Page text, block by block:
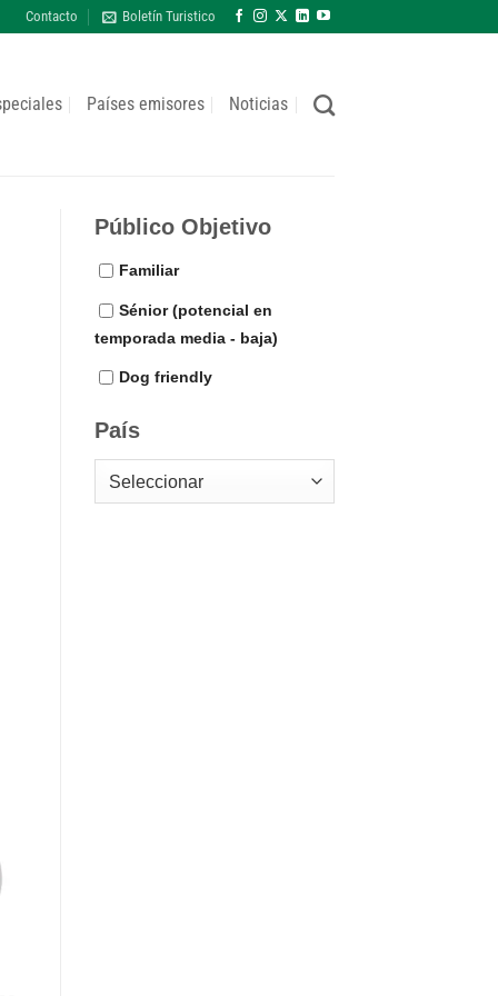
Contacto Boletín Turistico
Países emisores Noticias
Público Objetivo
Familiar
Sénior (potencial en
temporada media - baja)
Dog friendly
País